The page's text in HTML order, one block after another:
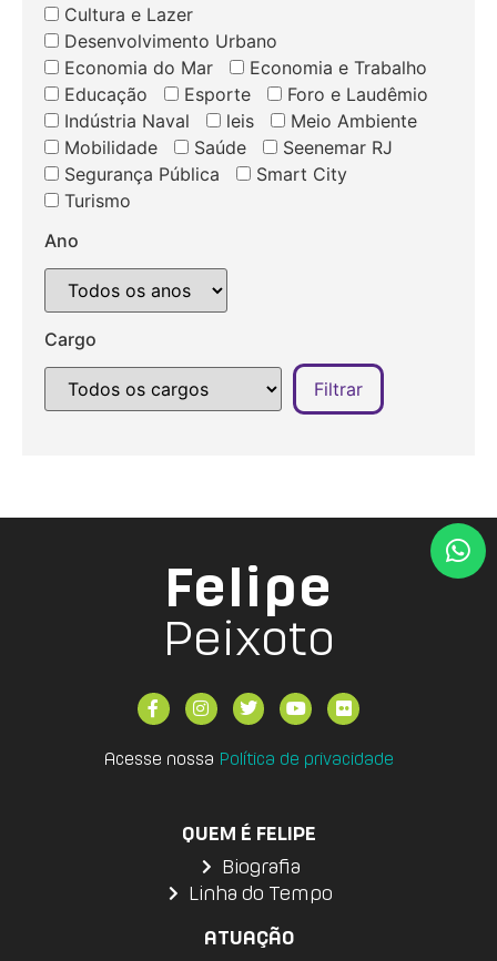
Cultura e Lazer
Desenvolvimento Urbano
Economia do Mar
Economia e Trabalho
Educação
Esporte
Foro e Laudêmio
Indústria Naval
leis
Meio Ambiente
Mobilidade
Saúde
Seenemar RJ
Segurança Pública
Smart City
Turismo
Ano
Cargo
Felipe
Peixoto
Acesse nossa Política de privacidade
QUEM É FELIPE
Biografia
Linha do Tempo
ATUAÇÃO